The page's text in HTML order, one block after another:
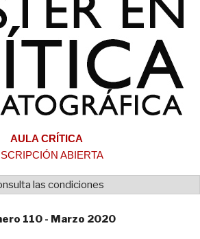
AULA CRÍTICA
ABIERTA
las condiciones
110 - Marzo 2020